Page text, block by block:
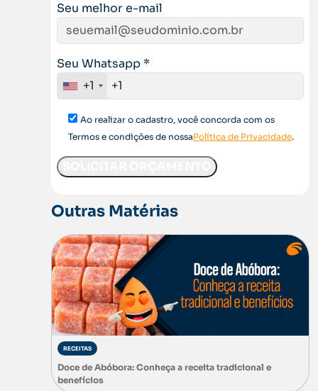
Seu melhor e-mail
Seu Whatsapp *
+1
Ao realizar o cadastro, você concorda com os
Termos e condições de nossaPolítica de Privacidade.
Outras Matérias
RECEITAS
Doce de Abóbora: Conheça a receita tradicional e
benefícios